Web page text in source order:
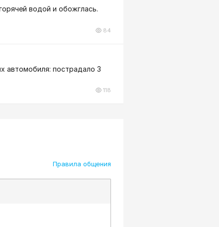
водой и обожглась.
84
автомобиля: пострадало 3
118
Правила общения